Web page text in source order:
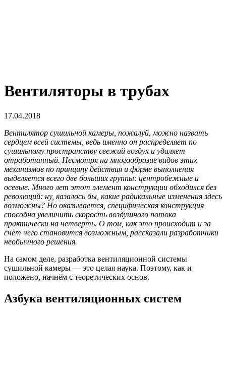
Вентиляторы в трубах
17.04.2018
Вентилятор сушильной камеры, пожалуй, можно назвать
сердцем всей системы, ведь именно он распределяет по
сушильному пространству свежий воздух и удаляет
отработанный. Несмотря на многообразие видов этих
механизмов по принципу действия и форме выполнения
выделяется всего две больших группы: центробежные и
осевые. Много лет этот элемент конструкции обходился без
революций: ну, казалось бы, какие радикальные изменения здесь
возможны? Но оказывается, специфическая конструкция
способна увеличить скорость воздушного потока
практически на четверть. О том, как это происходит и за
счёт чего становится возможным, рассказали разработчики
необычного решения.
На самом деле, разработка вентиляционной системы
сушильной камеры — это целая наука. Поэтому, как и
положено, начнём с теоретических основ.
Азбука вентиляционных систем